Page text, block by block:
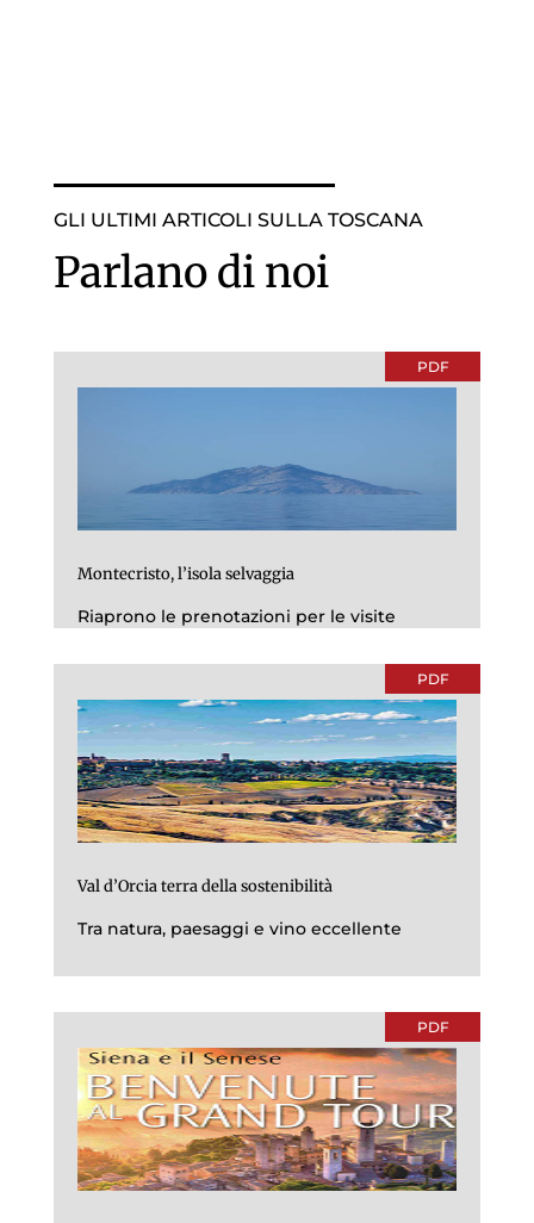
GLI ULTIMI ARTICOLI SULLA TOSCANA
Parlano di noi
Montecristo, l’isola selvaggia
Riaprono le prenotazioni per le visite
PDF
Val d’Orcia terra della sostenibilità
Tra natura, paesaggi e vino eccellente
PDF
PDF